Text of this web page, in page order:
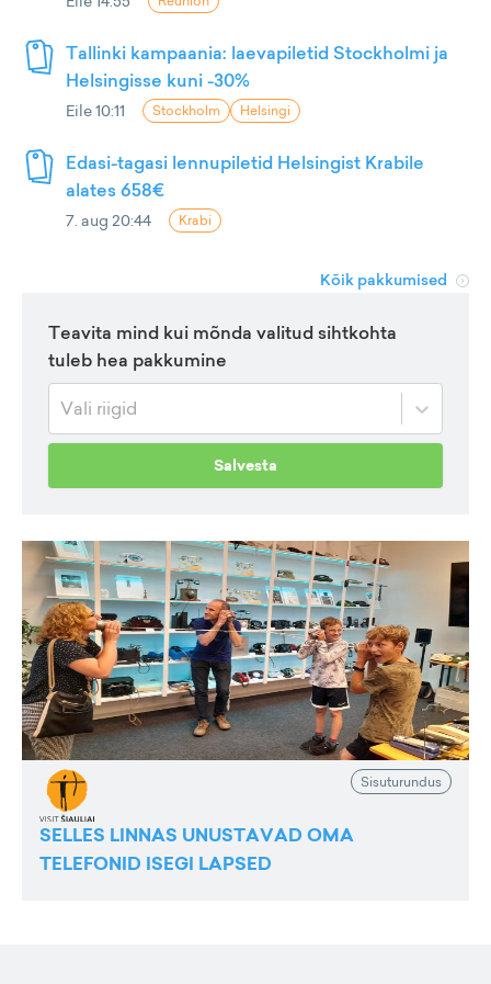
Tallinki kampaania: laevapiletid Stockholmi ja
Helsingisse kuni -30%
Eile 10:11 Stockholm Helsingi
Edasi-tagasi lennupiletid Helsingist Krabile
alates 658€
7. aug 20:44 Krabi
Kõik pakkumised
Teavita mind kui mõnda valitud sihtkohta
tuleb hea pakkumine
Vali riigid
Salvesta
Sisuturundus
SELLES LINNAS UNUSTAVAD OMA
TELEFONID ISEGI LAPSED